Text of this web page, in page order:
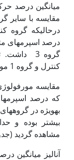
مقایسه با سایر
درحالی‏که گروه
گروه 3
کنترل و گروه 1 مورد مطالعه مشاهده نگردید (جدول1).
مقایسه
که درصد
به‏ویژه در
مشاهده گردید
آنالیز میانگین